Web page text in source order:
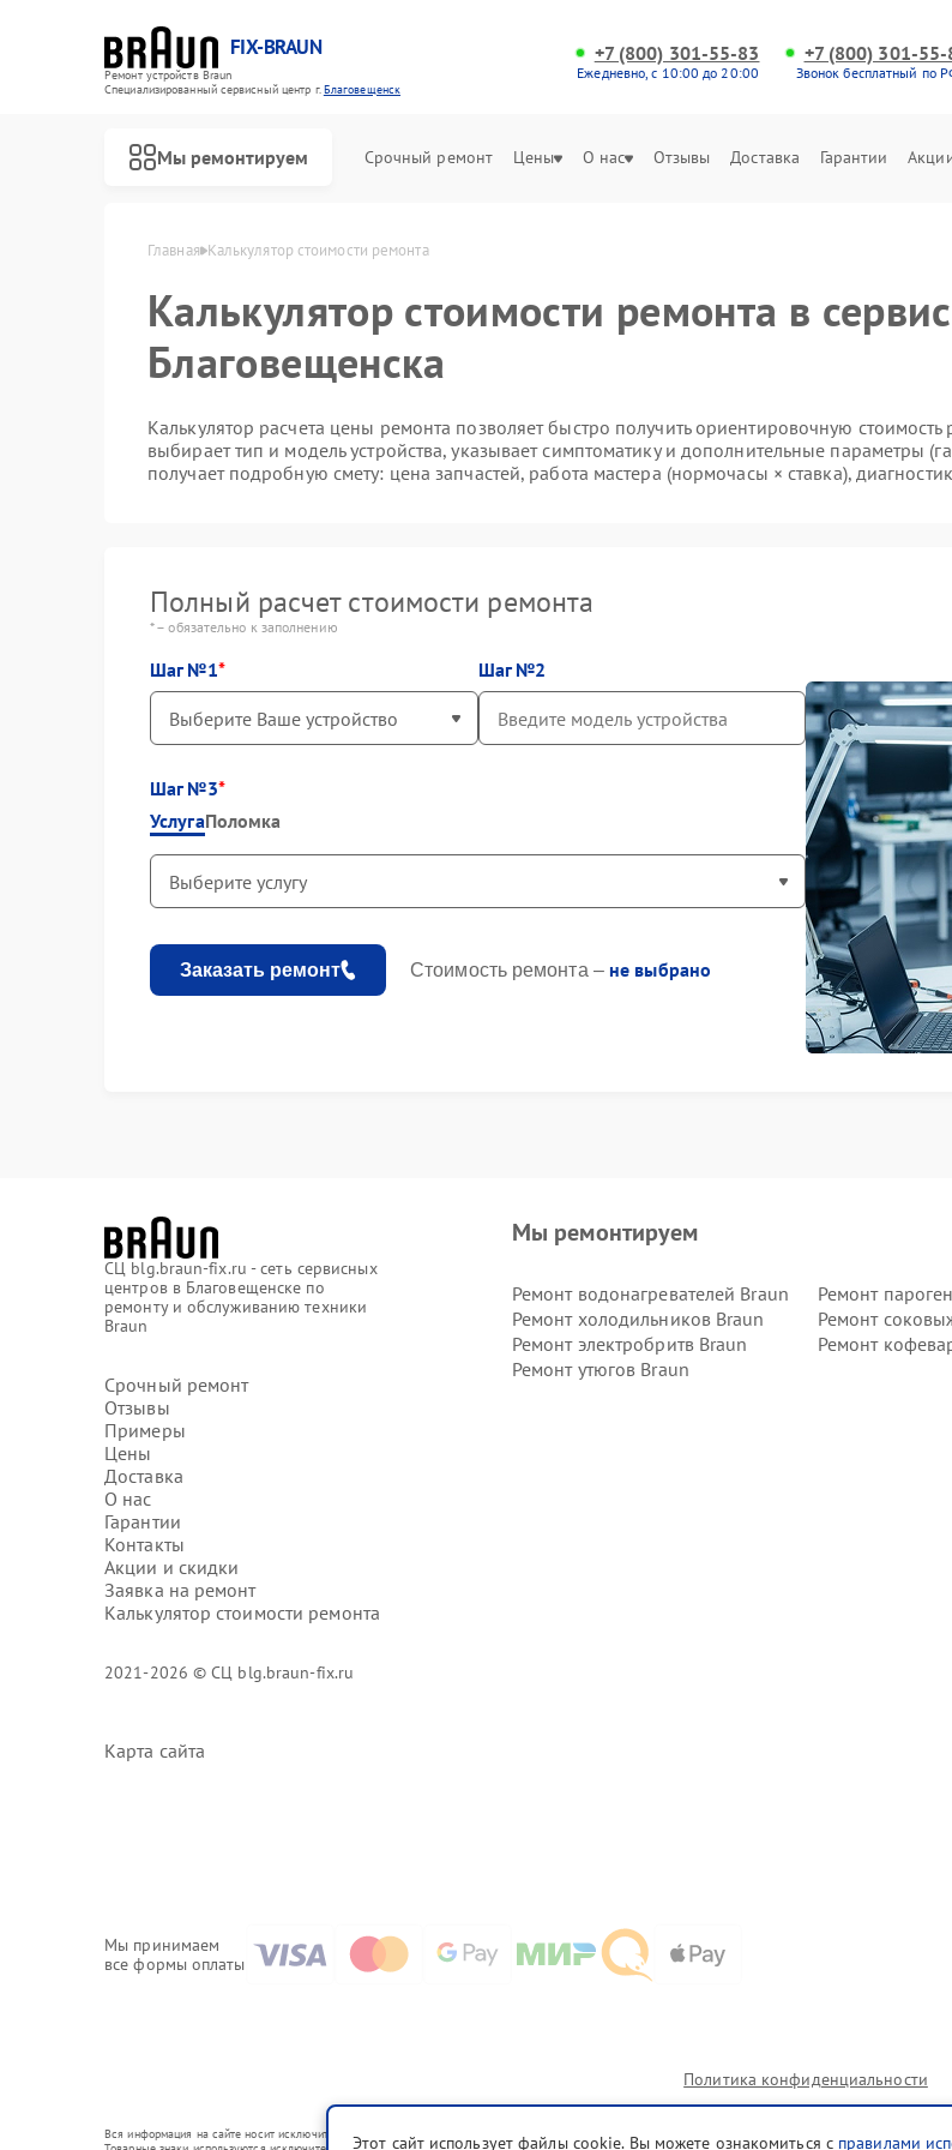
FIX-BRAUN
Ремонт устройств Braun
Специализированный cервисный центр г.Благовещенск
+7 (800) 301-55-83
Ежедневно, с 10:00 до 20:00
+7 (800) 301-55-
Звонок бесплатный по
Мы ремонтируем Срочный ремонт Цены О нас Отзывы Доставка Гарантии
Главная Калькулятор стоимости ремонта
Калькулятор стоимости ремонта в
Благовещенска
Калькулятор расчета цены ремонта позволяет быстро получить ориентировочную стоимость
выбирает тип и модель устройства, указывает симптоматику и дополнительные параметры
получает подробную смету: цена запчастей, работа мастера (нормочасы × ставка),
Полный расчет стоимости ремонта
* – обязательно к заполнению
Шаг №1 Шаг №2
Шаг №3
УслугаПоломка
Заказать ремонт Стоимость ремонта – не выбрано
СЦ blg.braun-fix.ru - сеть сервисных
центров в Благовещенске по
ремонту и обслуживанию техники
Braun
Срочный ремонт
Отзывы
Примеры
Цены
Доставка
О нас
Гарантии
Контакты
Акции и скидки
Заявка на ремонт
Калькулятор стоимости ремонта
2021-2026 © СЦ blg.braun-fix.ru
Карта сайта
Мы принимаем
все формы оплаты
Мы ремонтируем
Ремонт водонагревателей Braun
Ремонт
Ремонт холодильников Braun
Ремонт
Ремонт электробритв Braun
Ремонт
Ремонт утюгов Braun
Политика конфиденциальности
Вся информация на сайте носит исключительно справочный характер.Этот сайт использует файлы cookie. Вы можете ознакомиться с правилами